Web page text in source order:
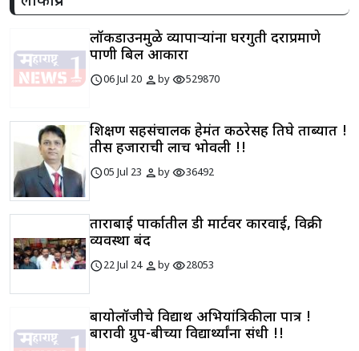
लॉकडाउनमुळे व्यापाऱ्यांना घरगुती दराप्रमाणे
पाणी बिल आकारा
schedule06 Jul 20 personbyvisibility529870
शिक्षण सहसंचालक हेमंत कठरेसह तिघे ताब्यात !
तीस हजाराची लाच भोवली !!
schedule05 Jul 23 personbyvisibility36492
ताराबाई पार्कातील डी मार्टवर कारवाई, विक्री
व्यवस्था बंद
schedule22 Jul 24 personbyvisibility28053
बायोलॉजीचे विद्यार्थी अभियांत्रिकीला पात्र !
बारावी ग्रुप-बीच्या विद्यार्थ्यांना संधी !!